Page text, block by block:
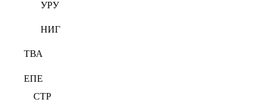
УРУ
НИГ
ТВА
ЕПЕ
СТР